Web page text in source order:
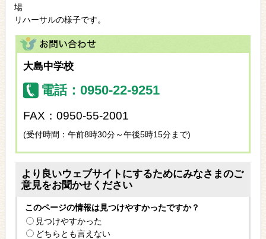
場
リハーサルの様子です。
大島中学校
電話：0950-22-9251
FAX：0950-55-2001
(受付時間：午前8時30分～午後5時15分まで)
より良いウェブサイトにするためにみなさまのご
意見をお聞かせください
このページの情報は見つけやすかったですか？
見つけやすかった
どちらとも言えない